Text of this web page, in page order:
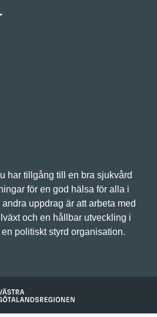
har tillgång till en bra sjukvård
för en god hälsa för alla i
uppdrag är att arbeta med
och en hållbar utveckling i
politiskt styrd organisation.